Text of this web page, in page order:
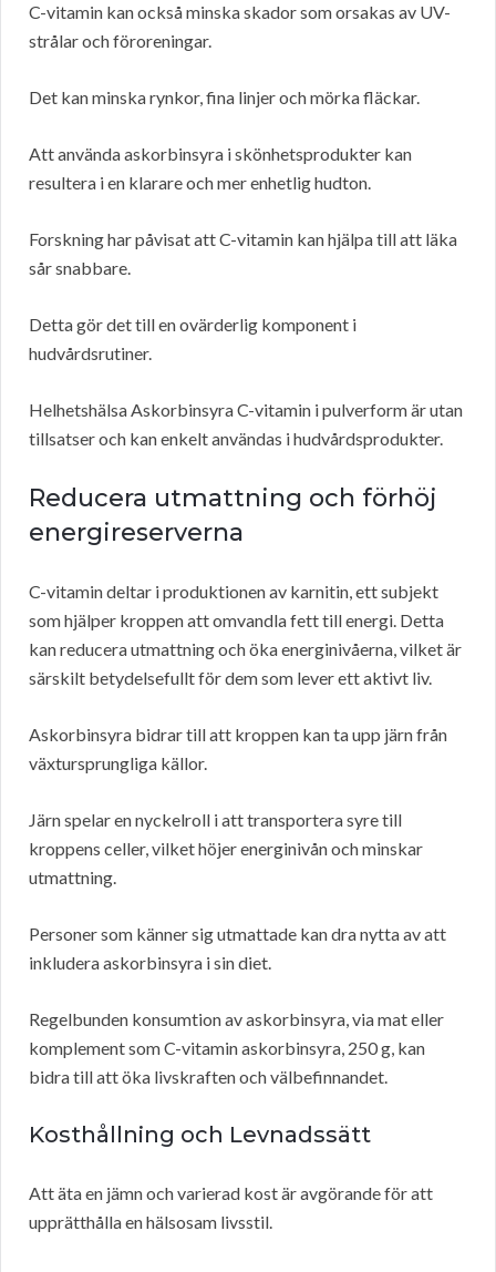
C-vitamin kan också minska skador som orsakas av UV-
strålar och föroreningar.
Det kan minska rynkor, fina linjer och mörka fläckar.
Att använda askorbinsyra i skönhetsprodukter kan
resultera i en klarare och mer enhetlig hudton.
Forskning har påvisat att C-vitamin kan hjälpa till att läka
sår snabbare.
Detta gör det till en ovärderlig komponent i
hudvårdsrutiner.
Helhetshälsa Askorbinsyra C-vitamin i pulverform är utan
tillsatser och kan enkelt användas i hudvårdsprodukter.
Reducera utmattning och förhöj
energireserverna
C-vitamin deltar i produktionen av karnitin, ett subjekt
som hjälper kroppen att omvandla fett till energi. Detta
kan reducera utmattning och öka energinivåerna, vilket är
särskilt betydelsefullt för dem som lever ett aktivt liv.
Askorbinsyra bidrar till att kroppen kan ta upp järn från
växtursprungliga källor.
Järn spelar en nyckelroll i att transportera syre till
kroppens celler, vilket höjer energinivån och minskar
utmattning.
Personer som känner sig utmattade kan dra nytta av att
inkludera askorbinsyra i sin diet.
Regelbunden konsumtion av askorbinsyra, via mat eller
komplement som C-vitamin askorbinsyra, 250 g, kan
bidra till att öka livskraften och välbefinnandet.
Kosthållning och Levnadssätt
Att äta en jämn och varierad kost är avgörande för att
upprätthålla en hälsosam livsstil.